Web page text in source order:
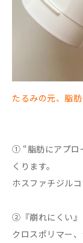
たるみの元、脂
① “脂肪にアプロ
くります。
ホスファチジル
②『崩れにくい』
クロスポリマー